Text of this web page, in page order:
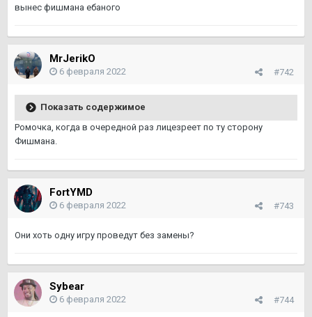
вынес фишмана ебаного
MrJerikO
#742
6 февраля 2022
Показать содержимое
Ромочка, когда в очередной раз лицезреет по ту сторону
Фишмана.
FortYMD
#743
6 февраля 2022
Они хоть одну игру проведут без замены?
Sybear
#744
6 февраля 2022